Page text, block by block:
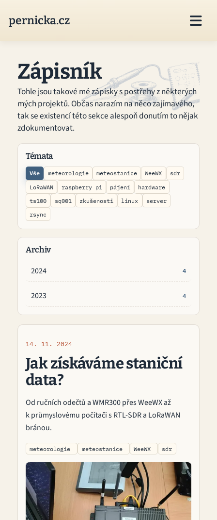
pernicka.cz 
Zápisník
Tohle jsou takové mé zápisky s postřehy z některých
mých projektů. Občas narazím na něco zajímavého,
tak se existencí této sekce alespoň donutím to nějak
zdokumentovat.
14. 11. 2024
Jak získáváme staniční
data?
Od ručních odečtů a WMR300 přes WeeWX až
k průmyslovému počítači s RTL-SDR a LoRaWAN
bránou.
meteorologie meteostanice WeeWX sdr
Témata
Vše
meteorologie meteostanice WeeWX
sdr
LoRaWAN
raspberry pi pájení
hardware
ts100
sq001 zkušenosti linux
server
rsync
Archiv
2024 4
2023 4